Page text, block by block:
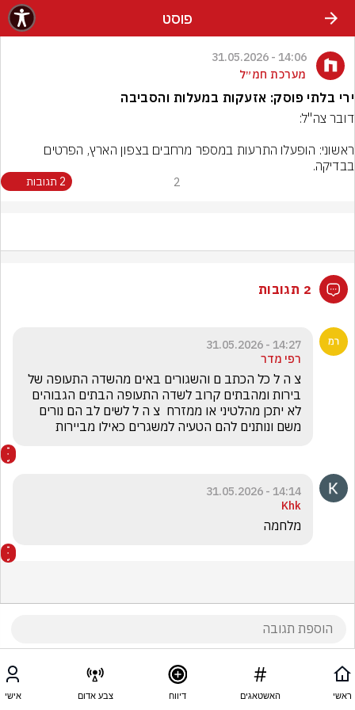
פוסט
14:06 - 31.05.2026
מערכת חמ״ל
ירי בלתי פוסק: אזעקות במעלות והסביבה
בבדיקה.
2 2 תגובות
2 תגובות
14:27 - 31.05.2026
רפי מדר
משם ונותנים להם הטעיה למשגרים כאילו מביירות
14:14 - 31.05.2026
Khk
מלחמה
ראשי האשטאגים דיווח צבע אדום אישי